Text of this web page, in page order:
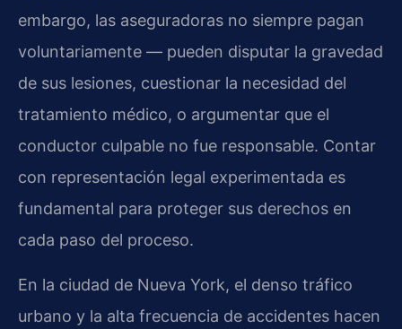
embargo, las aseguradoras no siempre pagan
voluntariamente — pueden disputar la gravedad
de sus lesiones, cuestionar la necesidad del
tratamiento médico, o argumentar que el
conductor culpable no fue responsable. Contar
con representación legal experimentada es
fundamental para proteger sus derechos en
cada paso del proceso.
En la ciudad de Nueva York, el denso tráfico
urbano y la alta frecuencia de accidentes hacen